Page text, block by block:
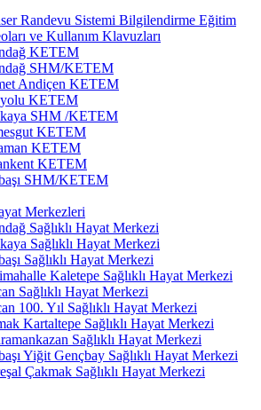
Randevu Sistemi Bilgilendirme Eğitim
ve Kullanım Klavuzları
KETEM
SHM/KETEM
Andiçen KETEM
KETEM
SHM /KETEM
KETEM
KETEM
KETEM
SHM/KETEM
Merkezleri
Sağlıklı Hayat Merkezi
Sağlıklı Hayat Merkezi
Sağlıklı Hayat Merkezi
Kaletepe Sağlıklı Hayat Merkezi
Sağlıklı Hayat Merkezi
100. Yıl Sağlıklı Hayat Merkezi
Kartaltepe Sağlıklı Hayat Merkezi
Sağlıklı Hayat Merkezi
Yiğit Gençbay Sağlıklı Hayat Merkezi
Çakmak Sağlıklı Hayat Merkezi